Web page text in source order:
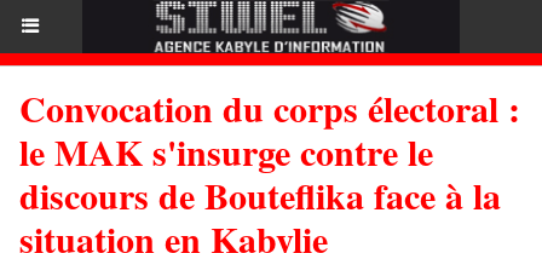
Convocation du corps électoral :
le MAK s'insurge contre le
discours de Bouteflika face à la
situation en Kabylie